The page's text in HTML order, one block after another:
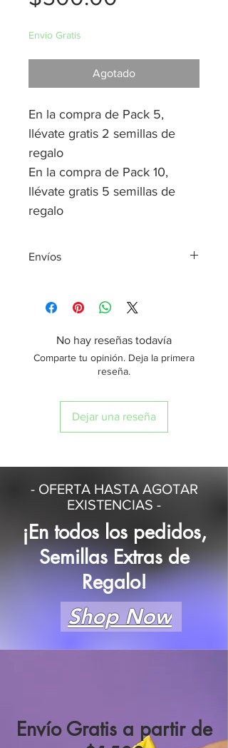
oferta
Envio Gratis
Agotado
En la compra de Pack 5,
llévate gratis 2 semillas de
regalo
En la compra de Pack 10,
llévate gratis 5 semillas de
regalo
Envíos
cuando sea realizada antes de las
al día hábil siguiente.
*Entrega de envíos en 24 horas, a
domicilio o sucursal de preferencia
No hay reseñas todavía
Comparte tu opinión. Deja la primera
reseña.
Dejar una reseña
- OFERTA HASTA AGOTAR
EXISTENCIAS -
¡En todos los pedidos,
Semillas Extras de
Regalo!
Shop Now
Envío Gratis a partir de